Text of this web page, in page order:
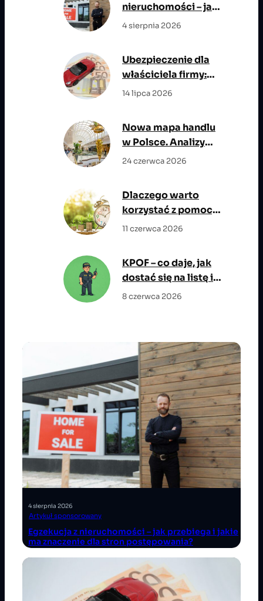
nieruchomości – jak
przebiega i jakie ma
4 sierpnia 2026
Ubezpieczenie dla
właściciela firmy:
OC zawodowe,
planie ochrony
14 lipca 2026
Nowa mapa handlu
w Polsce. Analizy
rynkowe wskazują
potencjałem
wzrostu
24 czerwca 2026
Dlaczego warto
korzystać z pomocy
eksperta
11 czerwca 2026
KPOF – co daje, jak
dostać się na listę i
jakie są wymagania?
8 czerwca 2026
4 sierpnia 2026
Artykuł sponsorowany
Egzekucja z nieruchomości – jak przebiega i jakie
ma znaczenie dla stron postępowania?